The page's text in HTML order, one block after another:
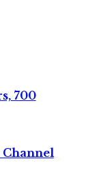
700
Channel